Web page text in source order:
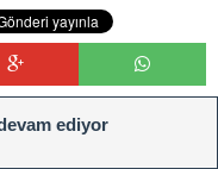
ediyor